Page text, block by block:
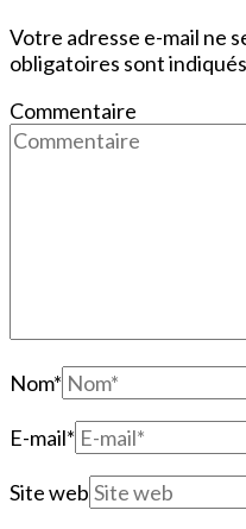
Votre adresse e-mail ne
obligatoires sont
Commentaire
Nom*
E-mail*
Site web